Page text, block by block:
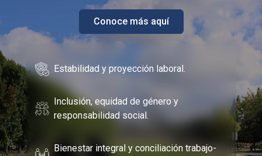
Conoce más aquí
Estabilidad y proyección laboral.
Inclusión, equidad de género y
responsabilidad social.
Bienestar integral y conciliación trabajo-